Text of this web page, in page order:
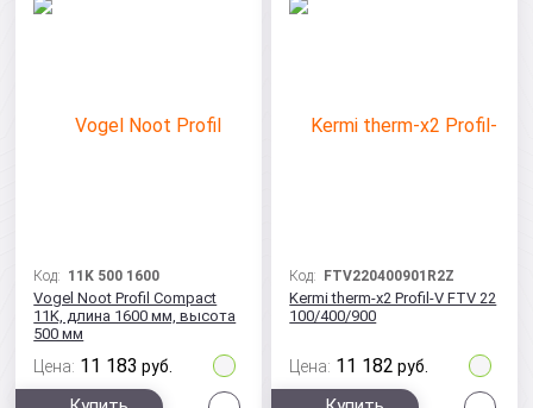
Код: 11K 500 1600
Vogel Noot Profil Compact
11K, длина 1600 мм, высота
500 мм
Цена: 11 183 руб.
Код: FTV220400901R2Z
Kermi therm-x2 Profil-V FTV 22
100/400/900
Цена: 11 182 руб.